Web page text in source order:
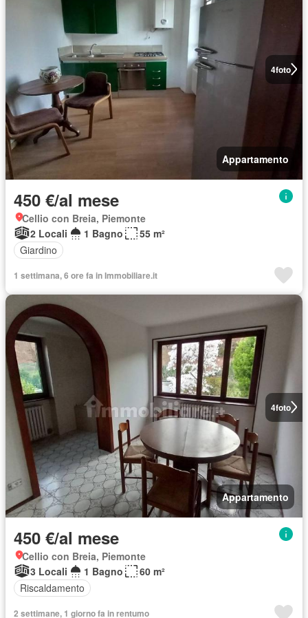
4foto
Appartamento
450 €/al mese
Cellio con Breia, Piemonte
2 Locali
1 Bagno
55 m²
Giardino
1 settimana, 6 ore fa in Immobiliare.it
4foto
Appartamento
450 €/al mese
Cellio con Breia, Piemonte
3 Locali
1 Bagno
60 m²
Riscaldamento
2 settimane, 1 giorno fa in rentumo